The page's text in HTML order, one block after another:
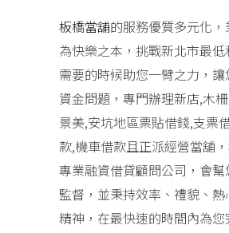
板橋當舖的服務優質多元化，
為快樂之本，挑戰新北市最
需要的時候助您一臂之力，
資金問題，專門辦理新店,木
景美,安坑地區票貼借錢,支票
款,機車借款且正派經營當舖
專業融資借貸顧問公司，會
監督，並秉持效率、禮貌、
精神，在最快速的時間內為